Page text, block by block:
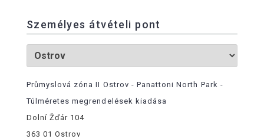
Személyes átvételi pont
Průmyslová zóna II Ostrov - Panattoni North Park -
Túlméretes megrendelések kiadása
Dolní Žďár 104
363 01 Ostrov